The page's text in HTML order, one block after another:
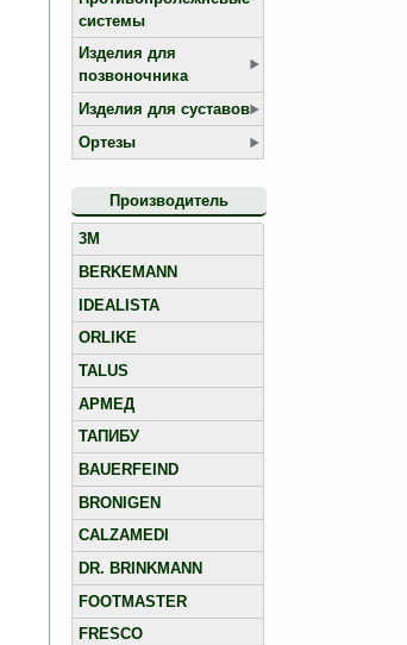
системы
Изделия для
позвоночника
Изделия для суставов
Ортезы
Производитель
3M
BERKEMANN
IDEALISTA
ORLIKE
TALUS
АРМЕД
ТАПИБУ
BAUERFEIND
BRONIGEN
CALZAMEDI
DR. BRINKMANN
FOOTMASTER
FRESCO